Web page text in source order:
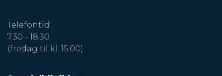
Telefontid:
7.30 - 18.30
(fredag til kl. 15.00)